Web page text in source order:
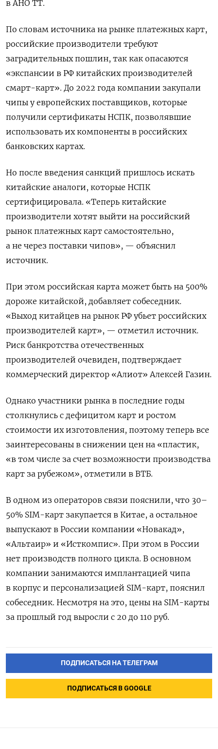
в АНО ТТ.
По словам источника на рынке платежных карт,
российские производители требуют
заградительных пошлин, так как опасаются
«экспансии в РФ китайских производителей
смарт-карт». До 2022 года компании закупали
чипы у европейских поставщиков, которые
получили сертификаты НСПК, позволявшие
использовать их компоненты в российских
банковских картах.
Но после введения санкций пришлось искать
китайские аналоги, которые НСПК
сертифицировала. «Теперь китайские
производители хотят выйти на российский
рынок платежных карт самостоятельно,
а не через поставки чипов», — объяснил
источник.
При этом российская карта может быть на 500%
дороже китайской, добавляет собеседник.
«Выход китайцев на рынок РФ убьет российских
производителей карт», — отметил источник.
Риск банкротства отечественных
производителей очевиден, подтверждает
коммерческий директор «Алиот» Алексей Газин.
Однако участники рынка в последние годы
столкнулись с дефицитом карт и ростом
стоимости их изготовления, поэтому теперь все
заинтересованы в снижении цен на «пластик,
«в том числе за счет возможности производства
карт за рубежом», отметили в ВТБ.
В одном из операторов связи пояснили, что 30–
50% SIM-карт закупается в Китае, а остальное
выпускают в России компании «Новакад»,
«Альтаир» и «Исткомпис». При этом в России
нет производств полного цикла. В основном
компании занимаются имплантацией чипа
в корпус и персонализацией SIM-карт, пояснил
собеседник. Несмотря на это, цены на SIM-карты
за прошлый год выросли с 20 до 110 руб.
ПОДПИСАТЬСЯ НА ТЕЛЕГРАМ
ПОДПИСАТЬСЯ В GOOGLE